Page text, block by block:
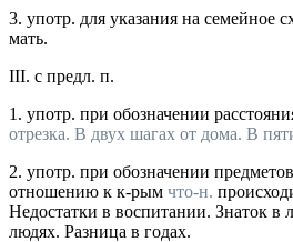
3. употр. для указания на семейное
мать.
III. с предл. п.
1. употр. при обозначении
отрезка. В двух шагах от дома. В
2. употр. при обозначении
отношению к к-рым что-н.
Недостатки в воспитании. Знаток в
людях. Разница в годах.